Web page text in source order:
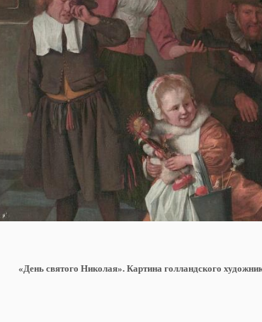
«День святого Николая». Картина голландского